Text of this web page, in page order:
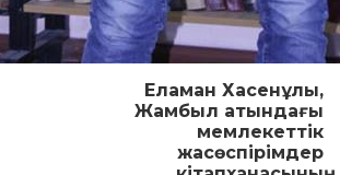
Еламан Хасенұлы,
Жамбыл атындағы
мемлекеттік
жа­сөс­пірімдер